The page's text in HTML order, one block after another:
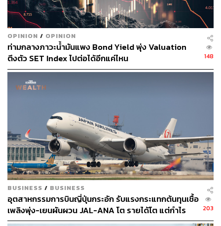
OPINION / OPINION
ท่ามกลางภาวะน้ำมันแพง Bond Yield พุ่ง Valuation
ตึงตัว SET Index ไปต่อได้อีกแค่ไหน
148
BUSINESS / BUSINESS
อุตสาหกรรมการบินญี่ปุ่นกระอัก รับแรงกระแทกต้นทุนเชื้อ
เพลิงพุ่ง-เยนผันผวน JAL-ANA โต รายได้โต แต่กำไร
ร่วง
203